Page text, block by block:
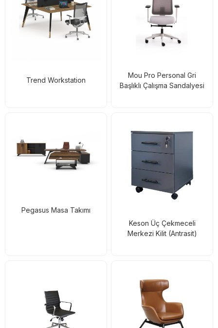
Trend Workstation
Mou Pro Personal Gri
Başlıklı Çalışma Sandalyesi
Pegasus Masa Takımı
Keson Üç Çekmeceli
Merkezi Kilit (Antrasit)